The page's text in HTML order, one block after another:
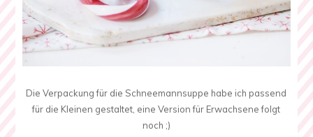
Die Verpackung für die Schneemannsuppe habe ich passend
für die Kleinen gestaltet, eine Version für Erwachsene folgt
noch ;)